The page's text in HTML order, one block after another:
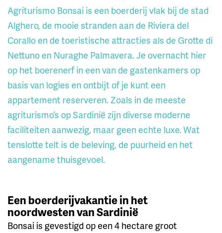
Agriturismo Bonsai is een boerderij vlak bij de stad
Alghero, de mooie stranden aan de Riviera del
Corallo en de toeristische attracties als de Grotte di
Nettuno en Nuraghe Palmavera. Je overnacht hier
op het boerenerf in een van de gastenkamers op
basis van logies en ontbijt of je kunt een
appartement reserveren. Zoals in de meeste
agriturismo’s op Sardinië zijn diverse moderne
faciliteiten aanwezig, maar geen echte luxe. Wat
tenslotte telt is de beleving, de puurheid en het
aangename thuisgevoel.
Een boerderijvakantie in het
noordwesten van Sardinië
Bonsai is gevestigd op een 4 hectare groot